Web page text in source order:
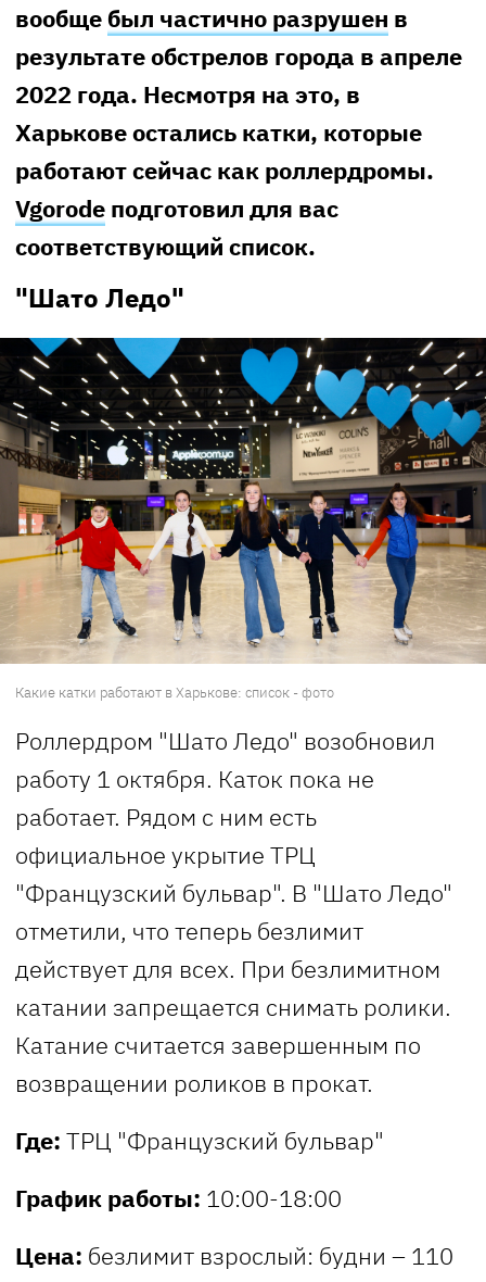
вообщебыл частично разрушен в
результате обстрелов города в апреле
2022 года. Несмотря на это, в
Харькове остались катки, которые
работают сейчас как роллердромы.
Vgorode подготовил для вас
соответствующий список.
"Шато Ледо"
Какие катки работают в Харькове: список - фото
Роллердром "Шато Ледо" возобновил
работу 1 октября. Каток пока не
работает. Рядом с ним есть
официальное укрытие ТРЦ
"Французский бульвар". В "Шато Ледо"
отметили, что теперь безлимит
действует для всех. При безлимитном
катании запрещается снимать ролики.
Катание считается завершенным по
возвращении роликов в прокат.
Где: ТРЦ "Французский бульвар"
График работы: 10:00-18:00
Цена: безлимит взрослый: будни – 110